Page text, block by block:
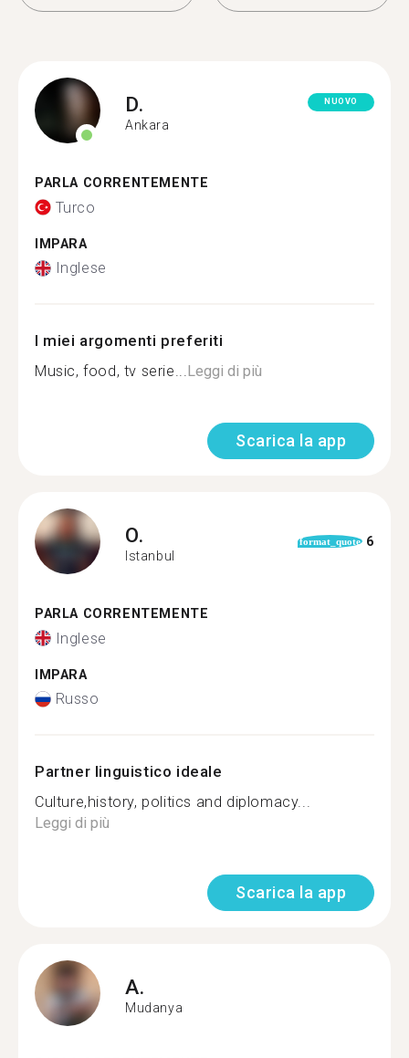
D.
Ankara
NUOVO
PARLA CORRENTEMENTE
Turco
IMPARA
Inglese
I miei argomenti preferiti
Music, food, tv serie...Leggi di più
Scarica la app
O.
Istanbul
format_quote 6
PARLA CORRENTEMENTE
Inglese
IMPARA
Russo
Partner linguistico ideale
Culture,history, politics and diplomacy...
Leggi di più
Scarica la app
A.
Mudanya